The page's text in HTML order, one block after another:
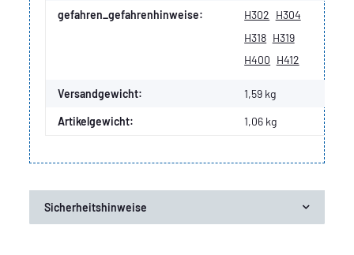
gefahren_gefahrenhinweise: H302 H304
H318 H319
H400 H412
Versandgewicht: 1,59 kg
Artikelgewicht: 1,06 kg
Sicherheitshinweise